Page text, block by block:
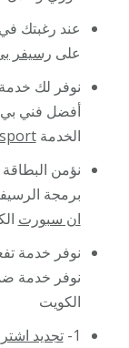
عند رغبتك
على رسيفر
نوفر لك
أفضل فني بي
الخدمة
نؤمن
برمجة
ان سبورت
نوفر خدمة
نوفر خدمة
الكويت
1- تجديد